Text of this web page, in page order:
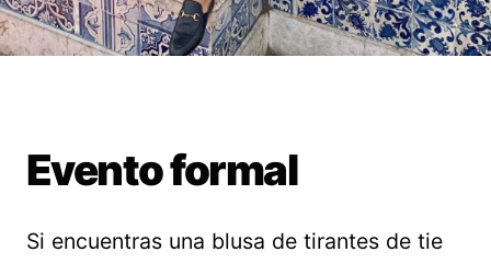
Evento formal
Si encuentras una blusa de tirantes de tie